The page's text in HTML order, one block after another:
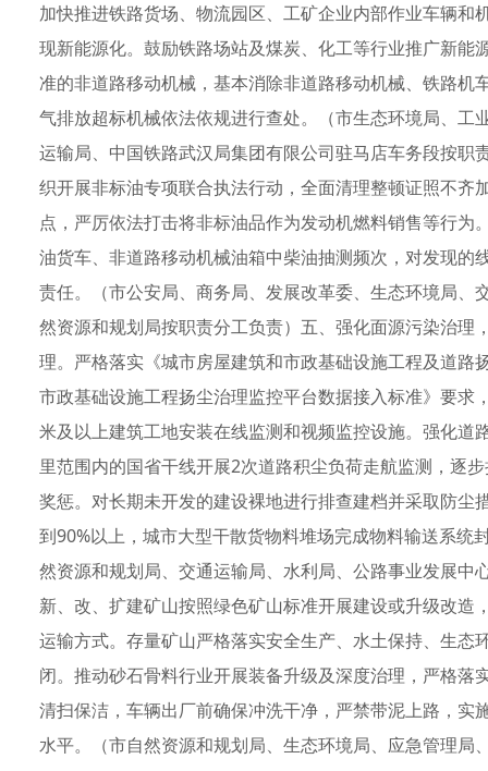
加快推进铁路货场、物流园区、工矿企业内部作业车辆
现新能源化。鼓励铁路场站及煤炭、化工等行业推广新
准的非道路移动机械，基本消除非道路移动机械、铁路机
气排放超标机械依法依规进行查处。（市生态环境局、
运输局、中国铁路武汉局集团有限公司驻马店车务段按
织开展非标油专项联合执法行动，全面清理整顿证照不
点，严厉依法打击将非标油品作为发动机燃料销售等行
油货车、非道路移动机械油箱中柴油抽测频次，对发现
责任。（市公安局、商务局、发展改革委、生态环境局
然资源和规划局按职责分工负责）五、强化面源污染治
理。严格落实《城市房屋建筑和市政基础设施工程及道
市政基础设施工程扬尘治理监控平台数据接入标准》要
米及以上建筑工地安装在线监测和视频监控设施。强化
里范围内的国省干线开展2次道路积尘负荷走航监测，逐
奖惩。对长期未开发的建设裸地进行排查建档并采取防
到90%以上，城市大型干散货物料堆场完成物料输送系
然资源和规划局、交通运输局、水利局、公路事业发展
新、改、扩建矿山按照绿色矿山标准开展建设或升级改
运输方式。存量矿山严格落实安全生产、水土保持、生
闭。推动砂石骨料行业开展装备升级及深度治理，严格
清扫保洁，车辆出厂前确保冲洗干净，严禁带泥上路，
水平。（市自然资源和规划局、生态环境局、应急管理